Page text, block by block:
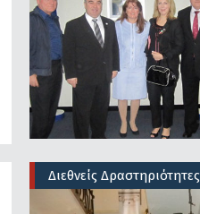
Διεθνείς Δραστηριότητες